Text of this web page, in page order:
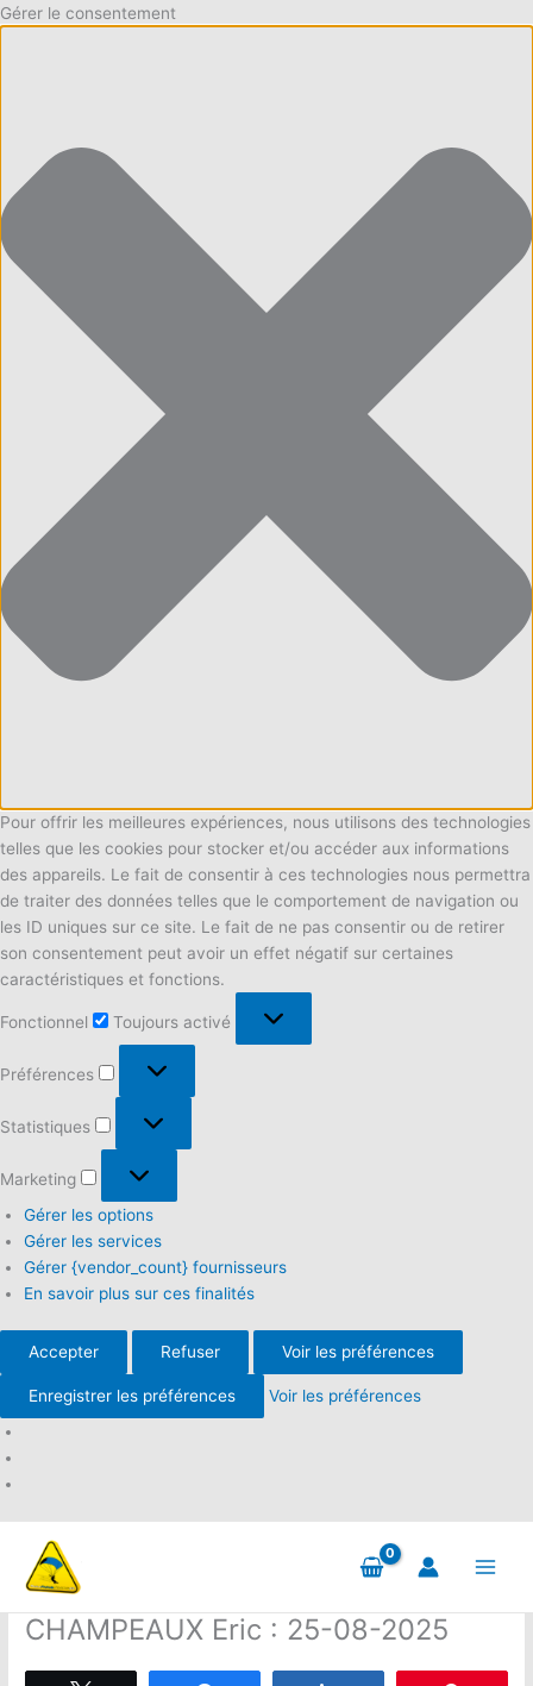
Gérer le consentement
Pour offrir les meilleures expériences, nous utilisons des technologies
telles que les cookies pour stocker et/ou accéder aux informations
des appareils. Le fait de consentir à ces technologies nous permettra
de traiter des données telles que le comportement de navigation ou
les ID uniques sur ce site. Le fait de ne pas consentir ou de retirer
son consentement peut avoir un effet négatif sur certaines
caractéristiques et fonctions.
Fonctionnel
Toujours activé
Préférences
Statistiques
Marketing
Gérer les options
Gérer les services
Gérer {vendor_count} fournisseurs
En savoir plus sur ces finalités
Accepter Refuser Voir les préférences
Enregistrer les préférences Voir les préférences
contenu
CHAMPEAUX Eric : 25-08-2025